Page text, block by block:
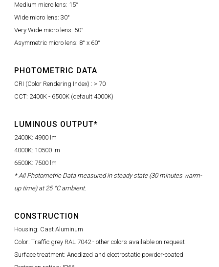
Medium micro lens: 15°
Wide micro lens: 30°
Very Wide micro lens: 50°
Asymmetric micro lens: 8° x 60°
PHOTOMETRIC DATA
CRI (Color Rendering Index) : > 70
CCT: 2400K - 6500K (default 4000K)
LUMINOUS OUTPUT*
2400K: 4900 lm
4000K: 10500 lm
6500K: 7500 lm
* All Photometric Data measured in steady state (30 minutes warm-
up time) at 25 °C ambient.
CONSTRUCTION
Housing: Cast Aluminum
Color: Traffic grey RAL 7042 - other colors available on request
Surface treatment: Anodized and electrostatic powder-coated